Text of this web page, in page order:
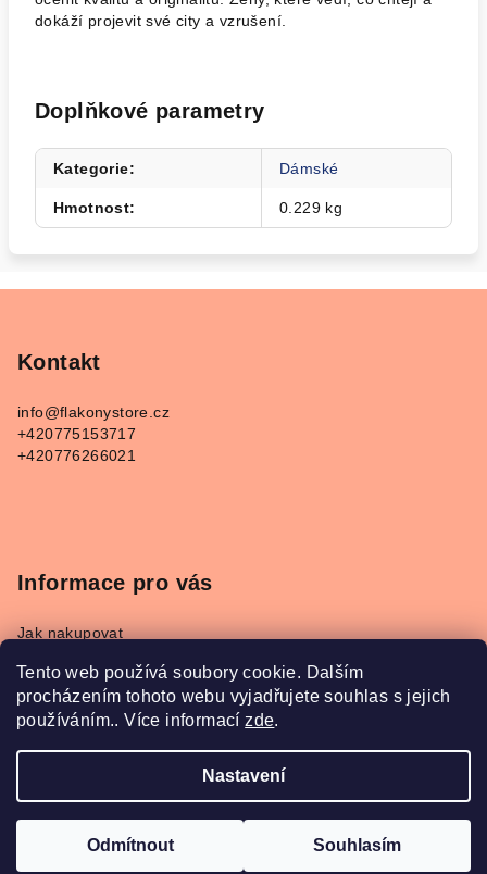
Tento web používá soubory cookie. Dalším
procházením tohoto webu vyjadřujete souhlas s jejich
používáním.. Více informacízde.
Nastavení
Odmítnout Souhlasím
dokáží projevit své city a vzrušení.
Doplňkové parametry
Kategorie: Dámské
Hmotnost: 0.229 kg
Kontakt
info@flakonystore.cz
+420775153717
+420776266021
Informace pro vás
Jak nakupovat
Podmínky ochrany osobních údajů
Napište nám
vyhrazena.